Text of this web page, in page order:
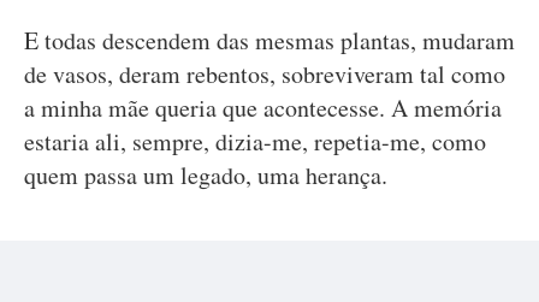
E todas descendem das mesmas plantas, mudaram
de vasos, deram rebentos, sobreviveram tal como
a minha mãe queria que acontecesse. A memória
estaria ali, sempre, dizia-me, repetia-me, como
quem passa um legado, uma herança.